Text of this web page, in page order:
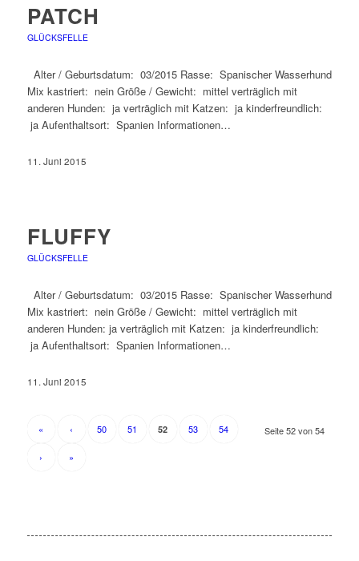
PATCH
GLÜCKSFELLE
Alter / Geburtsdatum: 03/2015 Rasse: Spanischer Wasserhund
Mix kastriert: nein Größe / Gewicht: mittel verträglich mit
anderen Hunden: ja verträglich mit Katzen: ja kinderfreundlich:
ja Aufenthaltsort: Spanien Informationen…
11. Juni 2015
FLUFFY
GLÜCKSFELLE
Alter / Geburtsdatum: 03/2015 Rasse: Spanischer Wasserhund
Mix kastriert: nein Größe / Gewicht: mittel verträglich mit
anderen Hunden: ja verträglich mit Katzen: ja kinderfreundlich:
ja Aufenthaltsort: Spanien Informationen…
11. Juni 2015
Seite 52 von 54
« ‹ 50 51 52 53 54
› »